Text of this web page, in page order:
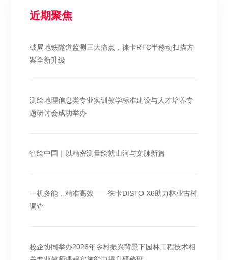
近期聚焦
破局地铁隧道监测三大痛点，徕卡RTC半移动扫描方
案全新升级
测绘地理信息类专业实训教学标准建设与人才培养专
题研讨会成功举办
智绘中国｜以精密测量绘就山河与文脉新篇
一机多能，精准高效——徕卡DISTO X6助力林业古树
调查
校企协同举办2026年乡村振兴背景下园林工程技术相